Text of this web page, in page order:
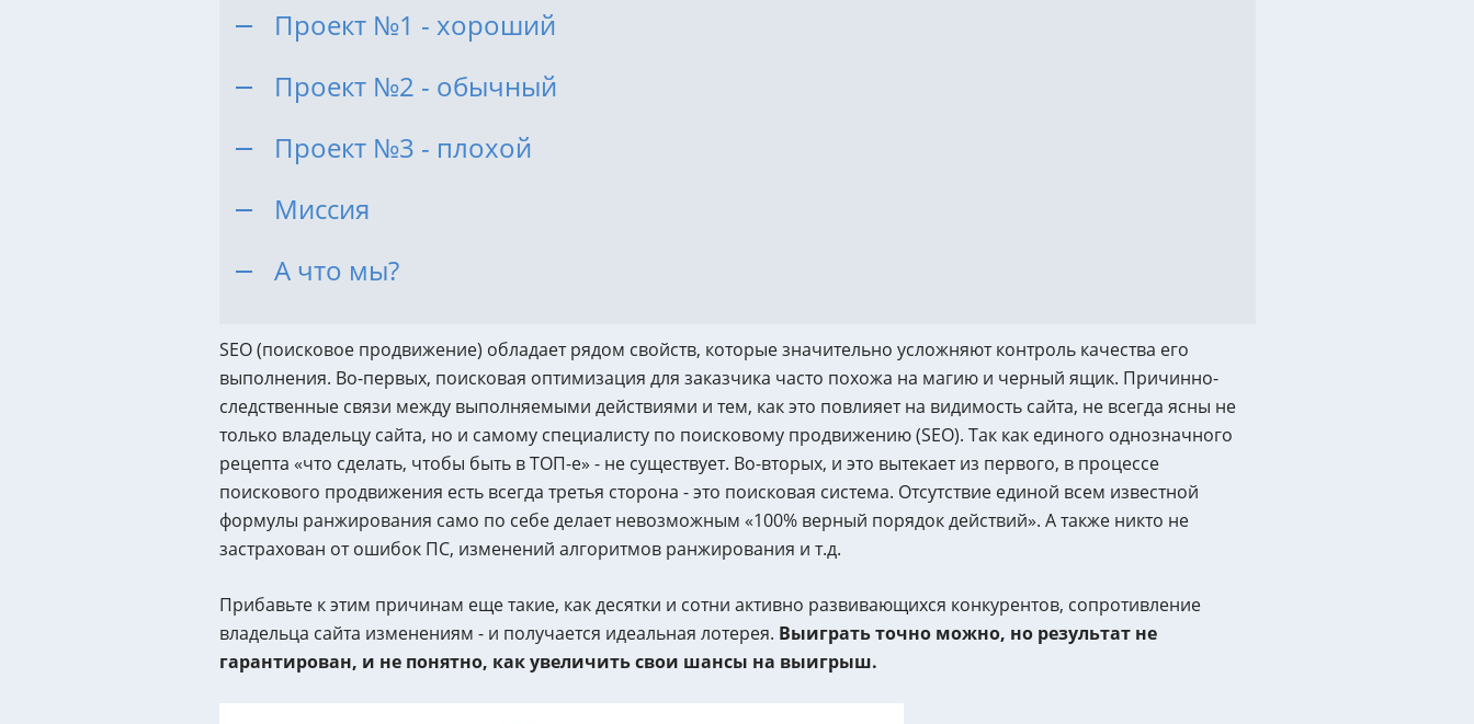
Проект №1 - хороший
Проект №2 - обычный
Проект №3 - плохой
Миссия
А что мы?
SEO (поисковое продвижение) обладает рядом свойств, которые значительно усложняют контроль качества его
выполнения. Во-первых, поисковая оптимизация для заказчика часто похожа на магию и черный ящик. Причинно-
следственные связи между выполняемыми действиями и тем, как это повлияет на видимость сайта, не всегда ясны не
только владельцу сайта, но и самому специалисту по поисковому продвижению (SEO). Так как единого однозначного
рецепта «что сделать, чтобы быть в ТОП-е» - не существует. Во-вторых, и это вытекает из первого, в процессе
поискового продвижения есть всегда третья сторона - это поисковая система. Отсутствие единой всем известной
формулы ранжирования само по себе делает невозможным «100% верный порядок действий». А также никто не
застрахован от ошибок ПС, изменений алгоритмов ранжирования и т.д.
Прибавьте к этим причинам еще такие, как десятки и сотни активно развивающихся конкурентов, сопротивление
владельца сайта изменениям - и получается идеальная лотерея. Выиграть точно можно, но результат не
гарантирован, и не понятно, как увеличить свои шансы на выигрыш.
Аудит ИИ-видимости
Технический аудит сайта
Комплексный аудит